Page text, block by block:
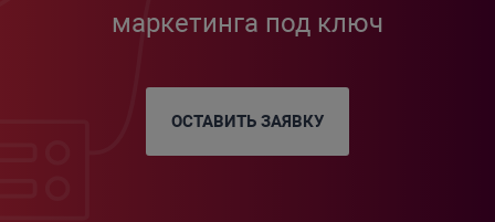
маркетинга под ключ
ОСТАВИТЬ ЗАЯВКУ